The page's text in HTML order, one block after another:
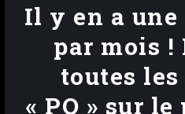
Il y en a
par mois !
toutes les
« PO » sur le